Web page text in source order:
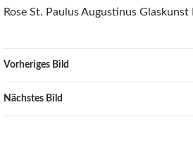
Rose St. Paulus Augustinus
Vorheriges Bild
Nächstes Bild